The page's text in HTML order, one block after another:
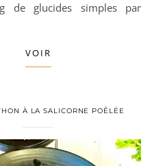
de glucides simples par
VOIR
À LA SALICORNE POÊLÉE